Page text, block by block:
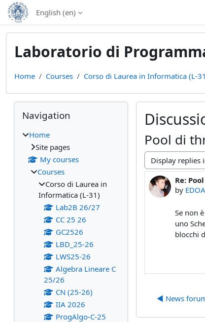
Skip to main content
English ‎(en)‎
Laboratorio di
Home Courses Corso di Laurea in Informatica (L-
Pool di
Display mode
Re:
by
Number
Se non
uno
blocchi
◀︎ News
Blocks
Skip Navigation
Navigation
Home
Site pages
My courses
Courses
Corso di Laurea in
Informatica (L-31)
Lab2B 26/27
CC 25 26
GC2526
LBD_25-26
LWS25-26
Algebra Lineare C
25/26
CN (25-26)
IIA 2026
ProgAlgo-C-25